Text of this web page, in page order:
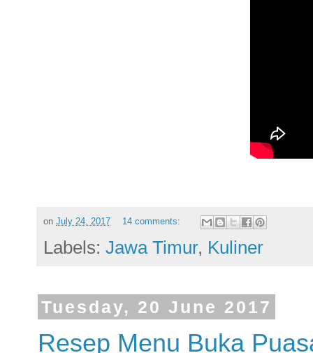
on July 24, 2017 14 comments:
Labels: Jawa Timur, Kuliner
Tuesday, 20 June 2017
Resep Menu Buka